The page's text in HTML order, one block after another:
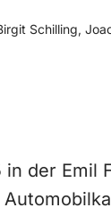
Schilling,
der Emil